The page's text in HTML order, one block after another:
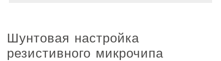
Шунтовая настройка
резистивного микрочипа